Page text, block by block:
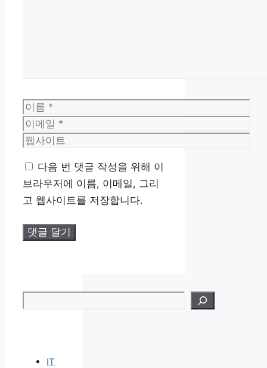
이
름
이
메
웹
이
트
다음 번 댓글 작성을 위해 이
브라우저에 이름, 이메일, 그리
고 웹사이트를 저장합니다.
IT